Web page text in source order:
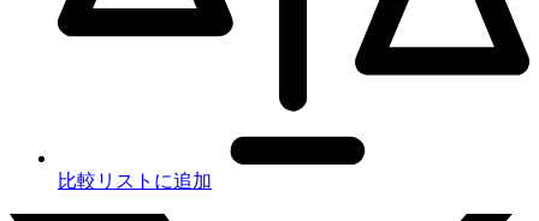
比較リストに追加